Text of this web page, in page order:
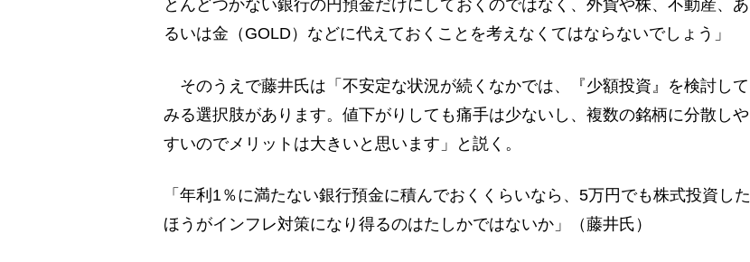
とんどつかない銀行の円預金だけにしておくのではなく、外貨や株、不動産、あ
るいは金（GOLD）などに代えておくことを考えなくてはならないでしょう」
そのうえで藤井氏は「不安定な状況が続くなかでは、『少額投資』を検討して
みる選択肢があります。値下がりしても痛手は少ないし、複数の銘柄に分散しや
すいのでメリットは大きいと思います」と説く。
「年利1％に満たない銀行預金に積んでおくくらいなら、5万円でも株式投資した
ほうがインフレ対策になり得るのはたしかではないか」（藤井氏）